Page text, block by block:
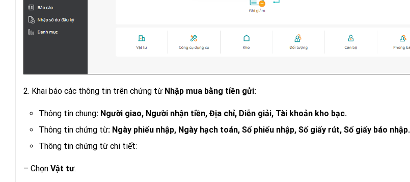
2. Khai báo các thông tin trên chứng từ Nhập mua bằng tiền gửi:
Thông tin chung: Người giao, Người nhận tiền, Địa chỉ, Diễn giải, Tài khoản kho bạc.
Thông tin chứng từ: Ngày phiếu nhập, Ngày hạch toán, Số phiếu nhập, Số giấy rút, Số giấy báo nhập.
Thông tin chứng từ chi tiết:
– Chọn Vật tư.